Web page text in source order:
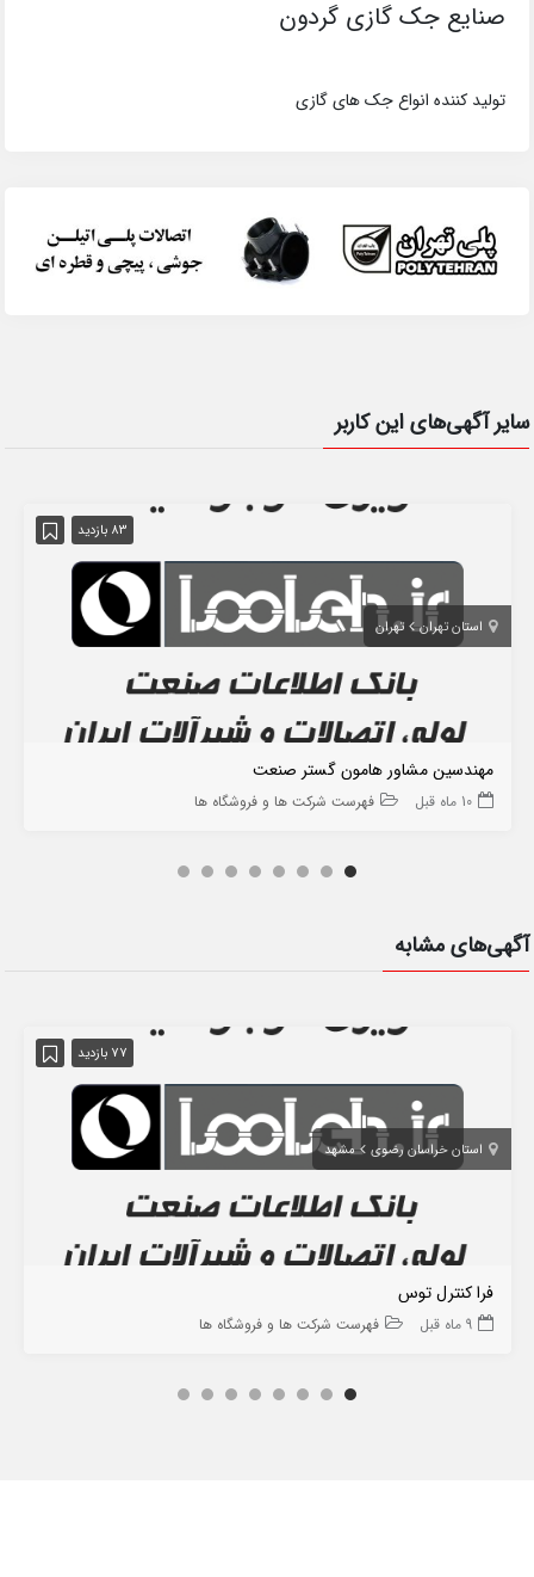
صنایع جک گازی گردون
تولید کننده انواع جک های گازی
سایر آگهی‌های این کاربر
83 بازدید
استان تهران تهران
مهندسین مشاور هامون گستر صنعت
10 ماه قبل فهرست شرکت ها و فروشگاه ها
آگهی‌های مشابه
77 بازدید
استان خراسان رضوی مشهد
فرا کنترل توس
9 ماه قبل فهرست شرکت ها و فروشگاه ها